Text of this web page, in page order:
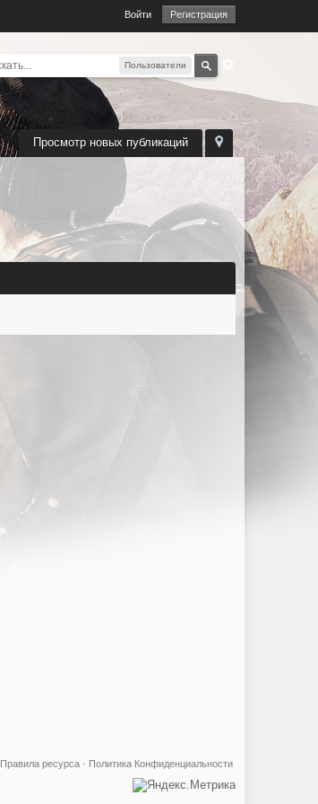
Войти Регистрация
Пользователи
Просмотр новых публикаций
Политика Конфиденциальности
Правила ресурса ·